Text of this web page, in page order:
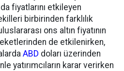
fiyatlarını etkileyen
birbirinden farklılık
ons altın fiyatının
de etkilenirken,
ABD doları üzerinden
yatırımcıların karar verirken